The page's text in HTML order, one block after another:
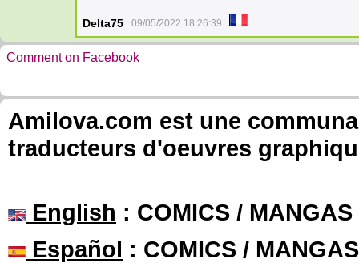
Delta75 09/05/2022 18:26:39
Comment on Facebook
Amilova.com est une
traducteurs d'oeuvres
English : COMICS /
Español : COMICS /